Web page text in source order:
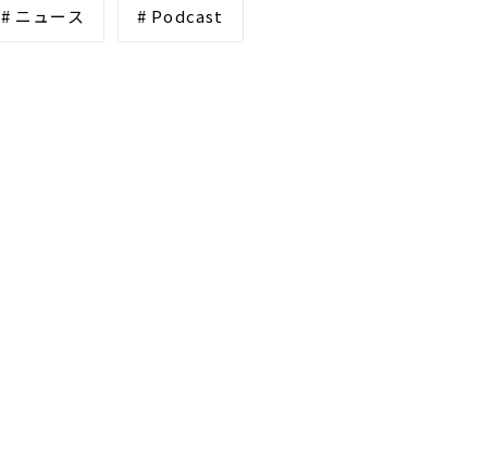
# ニュース # Podcast